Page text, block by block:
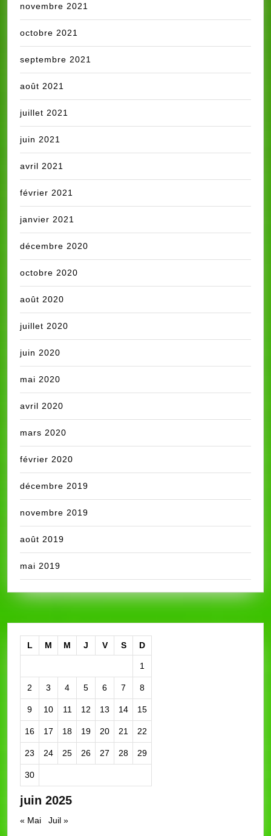
novembre 2021
octobre 2021
septembre 2021
août 2021
juillet 2021
juin 2021
avril 2021
février 2021
janvier 2021
décembre 2020
octobre 2020
août 2020
juillet 2020
juin 2020
mai 2020
avril 2020
mars 2020
février 2020
décembre 2019
novembre 2019
août 2019
mai 2019
juin 2025
L M M J V S D
1
2 3 4 5 6 7 8
9 10 11 12 13 14 15
16 17 18 19 20 21 22
23 24 25 26 27 28 29
30
« Mai Juil »